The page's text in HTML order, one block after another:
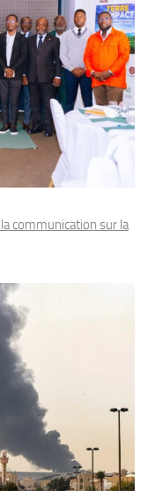
communication sur la